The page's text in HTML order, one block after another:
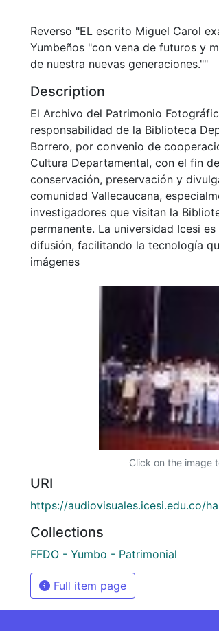
Reverso "EL escrito Miguel Carol
Yumbeños "con vena de futuros y
de nuestra nuevas generaciones.""
Description
El Archivo del Patrimonio
responsabilidad de la Biblioteca
Borrero, por convenio de
Cultura Departamental, con el fin
conservación, preservación y
comunidad Vallecaucana,
investigadores que visitan la
permanente. La universidad Icesi
difusión, facilitando la tecnología
imágenes
Click on the image
URI
https://audiovisuales.icesi.edu.co/
Collections
FFDO - Yumbo - Patrimonial
Full item page